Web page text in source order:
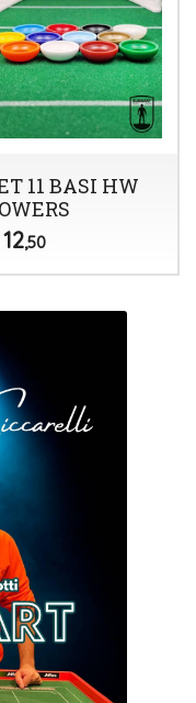
11 BASI HW
12,50